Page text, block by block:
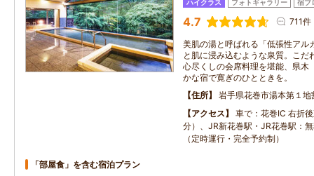
ハイクラス フォトギャラリー 宿ブ
4.7 711件
美肌の湯と呼ばれる「低張性アル
と肌に浸み込むような泉質。こだ
心尽くしの会席料理を堪能、県木
かな宿で寛ぎのひとときを。
住所
岩手県花巻市湯本第１
アクセス
車で：花巻IC 右折
分）、JR新花巻駅・JR花巻駅：
（定時運行・完全予約制）
「部屋食」を含む宿泊プラン